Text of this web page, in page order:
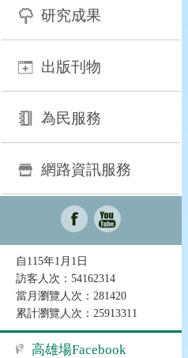
研究成果
出版刊物
為民服務
網路資訊服務
自115年1月1日
訪客人次：54162314
當月瀏覽人次：281420
累計瀏覽人次：25913311
高雄場Facebook